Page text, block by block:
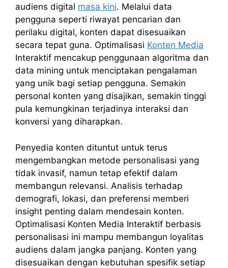
audiens digital masa kini. Melalui data
pengguna seperti riwayat pencarian dan
perilaku digital, konten dapat disesuaikan
secara tepat guna. Optimalisasi Konten Media
Interaktif mencakup penggunaan algoritma dan
data mining untuk menciptakan pengalaman
yang unik bagi setiap pengguna. Semakin
personal konten yang disajikan, semakin tinggi
pula kemungkinan terjadinya interaksi dan
konversi yang diharapkan.
Penyedia konten dituntut untuk terus
mengembangkan metode personalisasi yang
tidak invasif, namun tetap efektif dalam
membangun relevansi. Analisis terhadap
demografi, lokasi, dan preferensi memberi
insight penting dalam mendesain konten.
Optimalisasi Konten Media Interaktif berbasis
personalisasi ini mampu membangun loyalitas
audiens dalam jangka panjang. Konten yang
disesuaikan dengan kebutuhan spesifik setiap